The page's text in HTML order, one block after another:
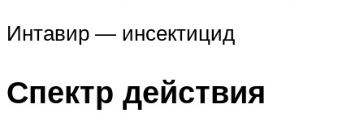
Интавир — инсектицид
Спектр действия